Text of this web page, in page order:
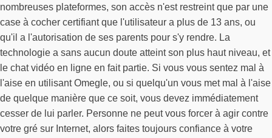
nombreuses plateformes, son accès n'est restreint que par une
case à cocher certifiant que l'utilisateur a plus de 13 ans, ou
qu'il a l'autorisation de ses parents pour s'y rendre. La
technologie a sans aucun doute atteint son plus haut niveau, et
le chat vidéo en ligne en fait partie. Si vous vous sentez mal à
l'aise en utilisant Omegle, ou si quelqu'un vous met mal à l'aise
de quelque manière que ce soit, vous devez immédiatement
cesser de lui parler. Personne ne peut vous forcer à agir contre
votre gré sur Internet, alors faites toujours confiance à votre